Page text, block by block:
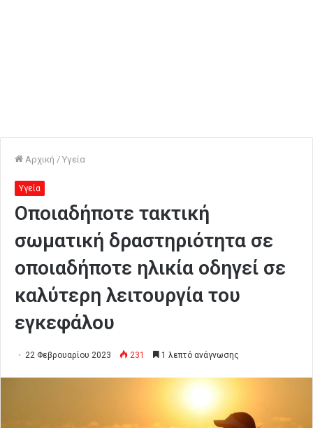
Αρχική / Υγεία
Υγεία
Οποιαδήποτε τακτική
σωματική δραστηριότητα σε
οποιαδήποτε ηλικία οδηγεί σε
καλύτερη λειτουργία του
εγκεφάλου
22 Φεβρουαρίου 2023 231 1 λεπτό ανάγνωσης